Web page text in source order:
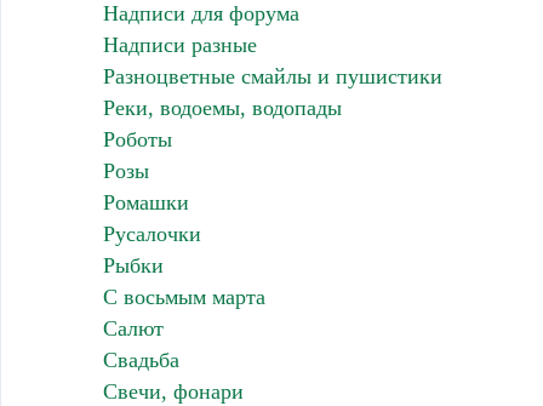
Надписи для форума
Надписи разные
Разноцветные смайлы и пушистики
Реки, водоемы, водопады
Роботы
Розы
Ромашки
Русалочки
Рыбки
С восьмым марта
Салют
Свадьба
Свечи, фонари